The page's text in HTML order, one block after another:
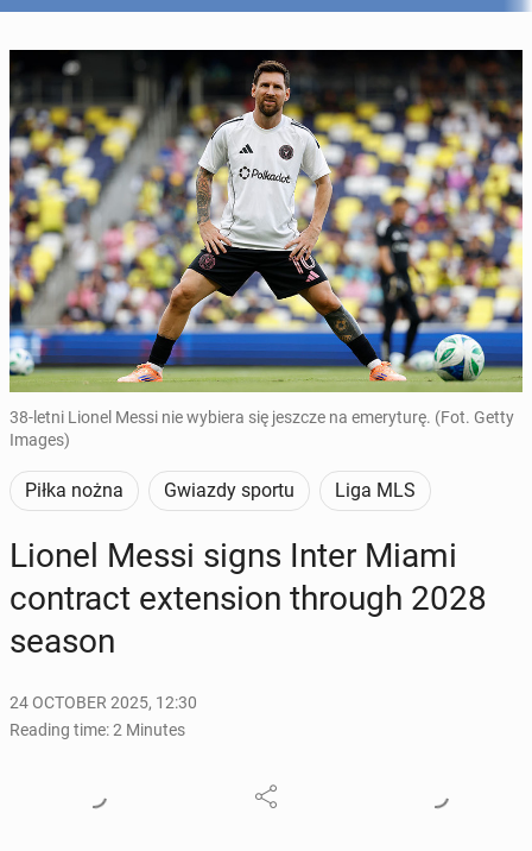
38-letni Lionel Messi nie wybiera się jeszcze na emeryturę. (Fot. Getty
Images)
Piłka nożna Gwiazdy sportu Liga MLS
Lionel Messi signs Inter Miami
con­tract ex­ten­sion through 2028
season
24 OCTOBER 2025, 12:30
Reading time: 2 Minutes